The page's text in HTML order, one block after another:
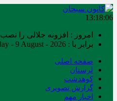
13:18:06
امروز : افزونه جلالی را نصب
برابر با : Sunday - 9 August - 2026
صفحه اصلی
لرستان
کوهدشت
گزارش تصویری
اخبار مهم